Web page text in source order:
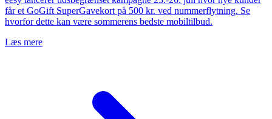
får et GoGift SuperGavekort på 500 kr. ved nummerflytning. Se
hvorfor dette kan være sommerens bedste mobiltilbud.
Læs mere